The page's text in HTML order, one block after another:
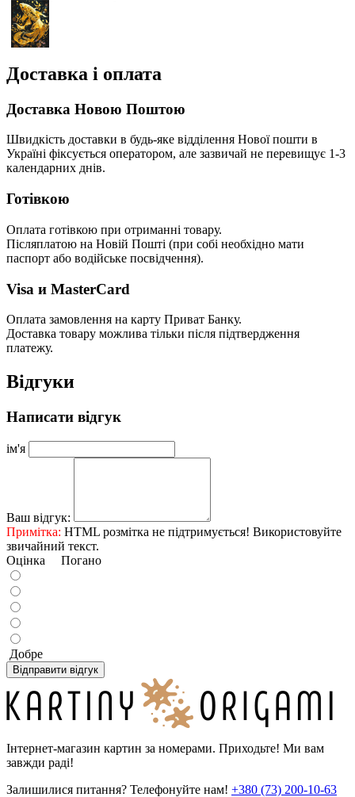
Доставка і оплата
Доставка Новою Поштою
Швидкість доставки в будь-яке відділення Нової пошти в
Україні фіксується оператором, але зазвичай не перевищує 1-3
календарних днів.
Готівкою
Оплата готівкою при отриманні товару.
Післяплатою на Новій Пошті (при собі необхідно мати
паспорт або водійське посвідчення).
Visa и MasterCard
Оплата замовлення на карту Приват Банку.
Доставка товару можлива тільки після підтвердження
платежу.
Відгуки
Написати відгук
ім'я
Ваш відгук:
Примітка: HTML розмітка не підтримується! Використовуйте
звичайний текст.
Оцінка Погано
Добре
Відправити відгук
Інтернет-магазин картин за номерами. Приходьте! Ми вам
завжди раді!
Залишилися питання? Телефонуйте нам! +380 (73) 200-10-63